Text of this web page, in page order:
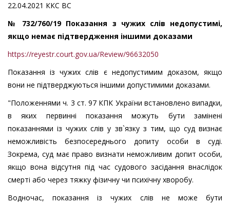
22.04.2021 ККС ВС
№ 732/760/19 Показання з чужих слів недопустимі,
якщо немає підтвердження іншими доказами
https://reyestr.court.gov.ua/Review/96632050
Показання із чужих слів є недопустимим доказом, якщо
вони не підтверджуються іншими допустимими доказами.
"Положеннями ч. 3 ст. 97 КПК України встановлено випадки,
в яких первинні показання можуть бути замінені
показаннями із чужих слів у зв`язку з тим, що суд визнає
неможливість безпосереднього допиту особи в суді.
Зокрема, суд має право визнати неможливим допит особи,
якщо вона відсутня під час судового засідання внаслідок
смерті або через тяжку фізичну чи психічну хворобу.
Водночас, показання із чужих слів не може бути